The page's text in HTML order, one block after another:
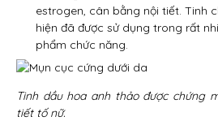
estrogen, cân bằng nội tiết. Tinh
hiện đã được sử dụng trong rất
phẩm chức năng.
Tinh dầu hoa anh thảo được chứng
tiết tố nữ.